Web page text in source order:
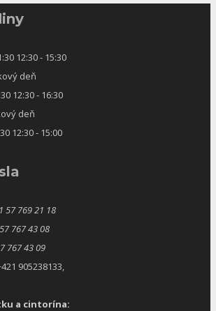
12:30 - 15:30
deň
12:30 - 16:30
deň
12:30 - 15:00
57 769 21 18
767 43 08
767 43 09
905238133,
a cintorína: